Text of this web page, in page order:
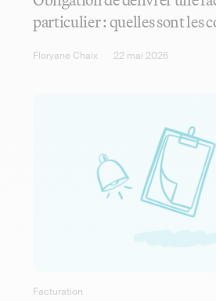
particulier : quelles sont les
Floryane Chaix 22 mai 2026
Facturation